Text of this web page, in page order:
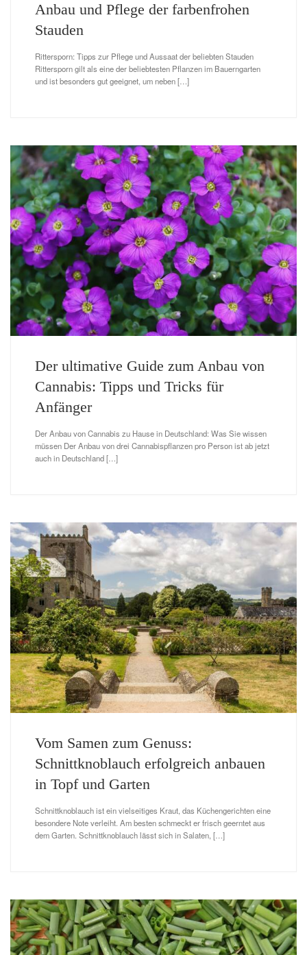
Anbau und Pflege der farbenfrohen
Stauden
Rittersporn: Tipps zur Pflege und Aussaat der beliebten Stauden
Rittersporn gilt als eine der beliebtesten Pflanzen im Bauerngarten
und ist besonders gut geeignet, um neben […]
Der ultimative Guide zum Anbau von
Cannabis: Tipps und Tricks für
Anfänger
Der Anbau von Cannabis zu Hause in Deutschland: Was Sie wissen
müssen Der Anbau von drei Cannabispflanzen pro Person ist ab jetzt
auch in Deutschland […]
Vom Samen zum Genuss:
Schnittknoblauch erfolgreich anbauen
in Topf und Garten
Schnittknoblauch ist ein vielseitiges Kraut, das Küchengerichten eine
besondere Note verleiht. Am besten schmeckt er frisch geerntet aus
dem Garten. Schnittknoblauch lässt sich in Salaten, […]